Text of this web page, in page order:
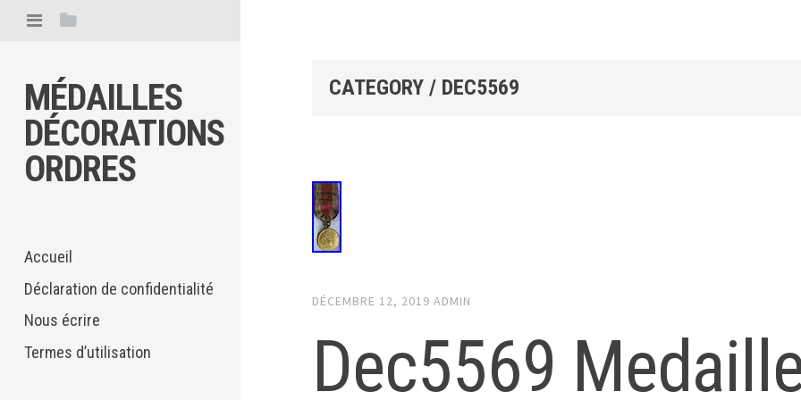
MÉDAILLES
DÉCORATIONS
ORDRES
Accueil
Déclaration de confidentialité
Nous écrire
Termes d’utilisation
CATEGORY / DEC5569
DÉCEMBRE 12, 2019 ADMIN
Dec5569